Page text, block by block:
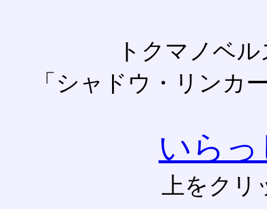
トクマノベ
「シャドウ・リンカ
いら
上をク